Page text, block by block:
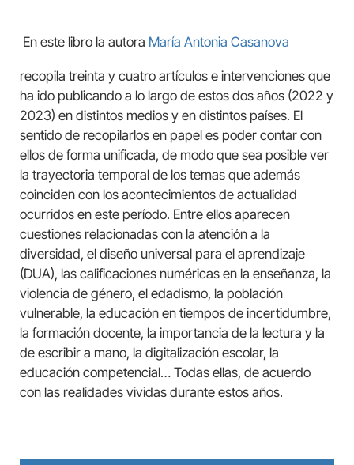
En este libro la autora María Antonia Casanova
recopila treinta y cuatro artículos e intervenciones que
ha ido publicando a lo largo de estos dos años (2022 y
2023) en distintos medios y en distintos países. El
sentido de recopilarlos en papel es poder contar con
ellos de forma unificada, de modo que sea posible ver
la trayectoria temporal de los temas que además
coinciden con los acontecimientos de actualidad
ocurridos en este período. Entre ellos aparecen
cuestiones relacionadas con la atención a la
diversidad, el diseño universal para el aprendizaje
(DUA), las calificaciones numéricas en la enseñanza, la
violencia de género, el edadismo, la población
vulnerable, la educación en tiempos de incertidumbre,
la formación docente, la importancia de la lectura y la
de escribir a mano, la digitalización escolar, la
educación competencial… Todas ellas, de acuerdo
con las realidades vividas durante estos años.